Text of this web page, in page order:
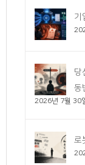
기
당
동
2026년 7월 30
로